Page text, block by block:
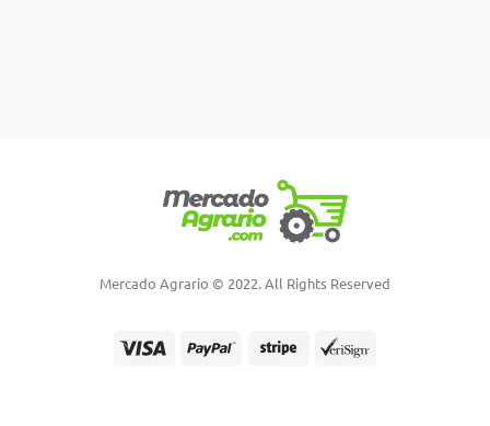
Mercado Agrario © 2022. All Rights Reserved